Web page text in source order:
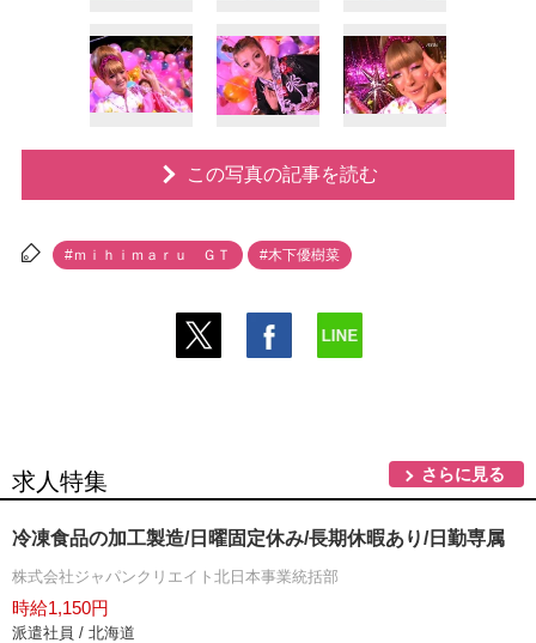
この写真の記事を読む
#ｍｉｈｉｍａｒｕ ＧＴ #木下優樹菜
求人特集 さらに見る
冷凍食品の加工製造/日曜固定休み/長期休暇あり/日勤専属
株式会社ジャパンクリエイト北日本事業統括部
時給1,150円
派遣社員 / 北海道